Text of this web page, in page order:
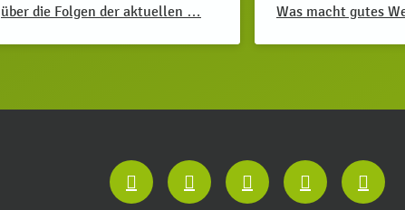
über die Folgen der aktuellen …
Was macht gutes